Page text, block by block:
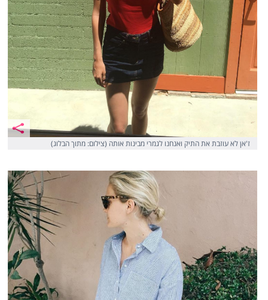
ז'אן לא עוזבת את התיק ואנחנו לגמרי מבינות אותה (צילום: מתוך הבלוג)